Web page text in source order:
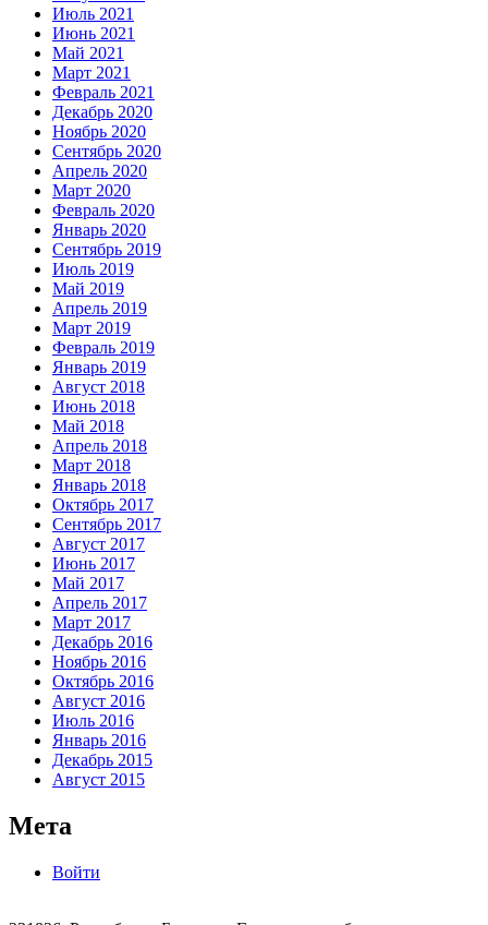
Июль 2021
Июнь 2021
Май 2021
Март 2021
Февраль 2021
Декабрь 2020
Ноябрь 2020
Сентябрь 2020
Апрель 2020
Март 2020
Февраль 2020
Январь 2020
Сентябрь 2019
Июль 2019
Май 2019
Апрель 2019
Март 2019
Февраль 2019
Январь 2019
Август 2018
Июнь 2018
Май 2018
Апрель 2018
Март 2018
Январь 2018
Октябрь 2017
Сентябрь 2017
Август 2017
Июнь 2017
Май 2017
Апрель 2017
Март 2017
Декабрь 2016
Ноябрь 2016
Октябрь 2016
Август 2016
Июль 2016
Январь 2016
Декабрь 2015
Август 2015
Мета
Войти